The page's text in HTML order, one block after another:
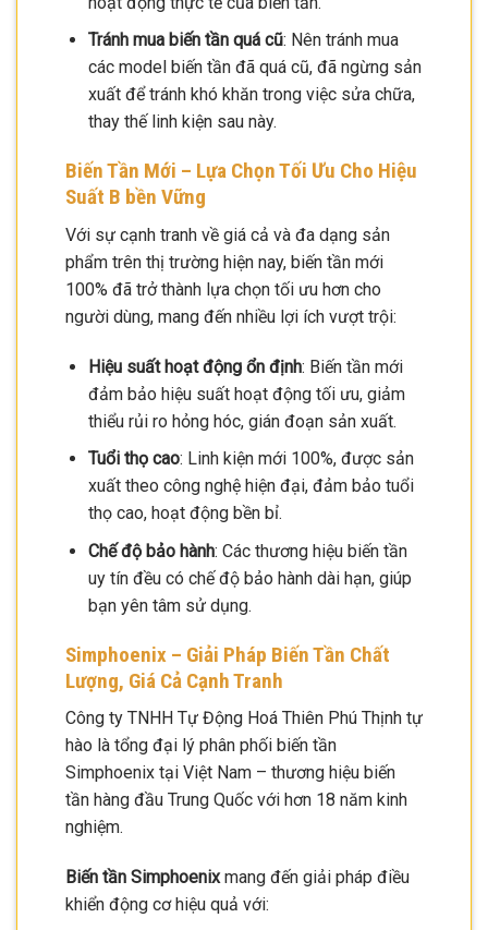
Tránh mua biến tần quá cũ: Nên tránh mua
các model biến tần đã quá cũ, đã ngừng sản
xuất để tránh khó khăn trong việc sửa chữa,
thay thế linh kiện sau này.
Biến Tần Mới – Lựa Chọn Tối Ưu Cho Hiệu
Suất B bền Vững
Với sự cạnh tranh về giá cả và đa dạng sản
phẩm trên thị trường hiện nay, biến tần mới
100% đã trở thành lựa chọn tối ưu hơn cho
người dùng, mang đến nhiều lợi ích vượt trội:
Hiệu suất hoạt động ổn định: Biến tần mới
đảm bảo hiệu suất hoạt động tối ưu, giảm
thiểu rủi ro hỏng hóc, gián đoạn sản xuất.
Tuổi thọ cao: Linh kiện mới 100%, được sản
xuất theo công nghệ hiện đại, đảm bảo tuổi
thọ cao, hoạt động bền bỉ.
Chế độ bảo hành: Các thương hiệu biến tần
uy tín đều có chế độ bảo hành dài hạn, giúp
bạn yên tâm sử dụng.
Simphoenix – Giải Pháp Biến Tần Chất
Lượng, Giá Cả Cạnh Tranh
Công ty TNHH Tự Động Hoá Thiên Phú Thịnh tự
hào là tổng đại lý phân phối biến tần
Simphoenix tại Việt Nam – thương hiệu biến
tần hàng đầu Trung Quốc với hơn 18 năm kinh
nghiệm.
Biến tần Simphoenixmang đến giải pháp điều
khiển động cơ hiệu quả với: